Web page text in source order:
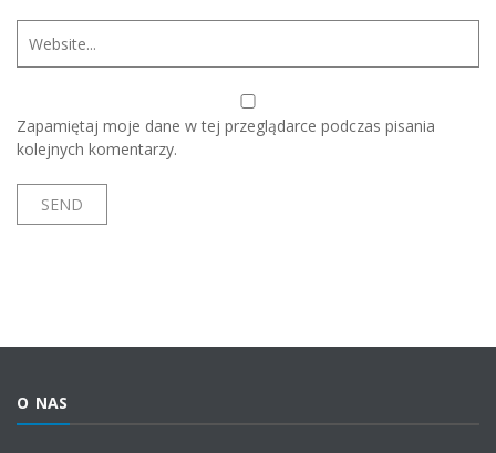
Zapamiętaj moje dane w tej przeglądarce podczas pisania
kolejnych komentarzy.
O NAS